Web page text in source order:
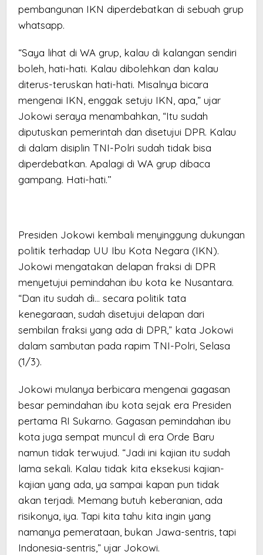
pembangunan IKN diperdebatkan di sebuah grup
whatsapp.
“Saya lihat di WA grup, kalau di kalangan sendiri
boleh, hati-hati. Kalau dibolehkan dan kalau
diterus-teruskan hati-hati. Misalnya bicara
mengenai IKN, enggak setuju IKN, apa,” ujar
Jokowi seraya menambahkan, “Itu sudah
diputuskan pemerintah dan disetujui DPR. Kalau
di dalam disiplin TNI-Polri sudah tidak bisa
diperdebatkan. Apalagi di WA grup dibaca
gampang. Hati-hati.’’
Presiden Jokowi kembali menyinggung dukungan
politik terhadap UU Ibu Kota Negara (IKN).
Jokowi mengatakan delapan fraksi di DPR
menyetujui pemindahan ibu kota ke Nusantara.
“Dan itu sudah di… secara politik tata
kenegaraan, sudah disetujui delapan dari
sembilan fraksi yang ada di DPR,” kata Jokowi
dalam sambutan pada rapim TNI-Polri, Selasa
(1/3).
Jokowi mulanya berbicara mengenai gagasan
besar pemindahan ibu kota sejak era Presiden
pertama RI Sukarno. Gagasan pemindahan ibu
kota juga sempat muncul di era Orde Baru
namun tidak terwujud. “Jadi ini kajian itu sudah
lama sekali. Kalau tidak kita eksekusi kajian-
kajian yang ada, ya sampai kapan pun tidak
akan terjadi. Memang butuh keberanian, ada
risikonya, iya. Tapi kita tahu kita ingin yang
namanya pemerataan, bukan Jawa-sentris, tapi
Indonesia-sentris,” ujar Jokowi.